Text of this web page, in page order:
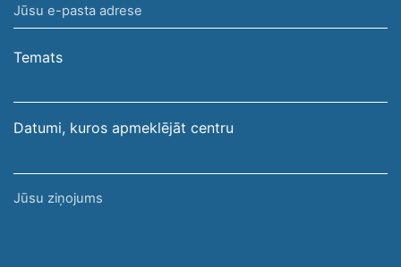
uzvārds
Jūsu
e-
pasta
Temats
Datumi, kuros apmeklējāt centru
Jūsu